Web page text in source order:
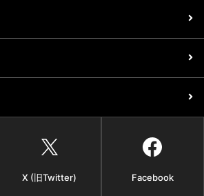
X (旧Twitter) Facebook